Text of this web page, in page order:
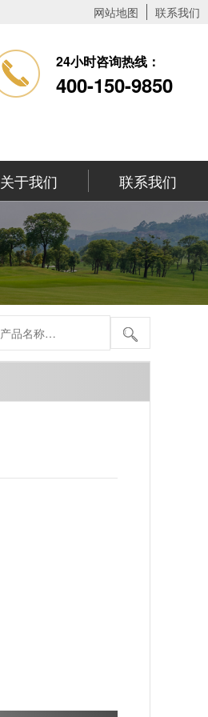
网站地图 联系我们
24小时咨询热线：
400-150-9850
关于我们 联系我们